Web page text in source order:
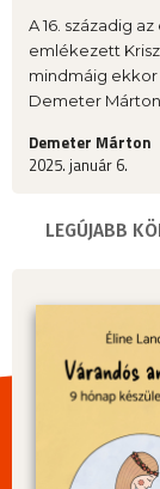
A 16. századig
emlékezett
mindmáig ekkor
Demeter
Demeter Márton
2025. január 6.
LEGÚJABB